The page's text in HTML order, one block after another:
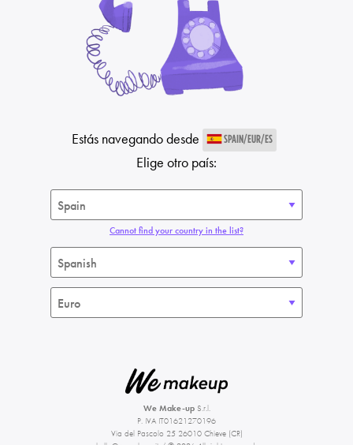
Estás navegando desde SPAIN/EUR/ES
Elige otro país:
Cannot find your country in the list?
We Make-upS.r.l.
P. IVA IT01621270196
Via del Pascolo 25 26010 Chieve (CR)